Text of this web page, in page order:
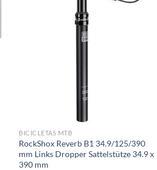
BICICLETAS MTB
RockShox Reverb B1 34.9/125/390
mm Links Dropper Sattelstütze 34.9 x
390 mm